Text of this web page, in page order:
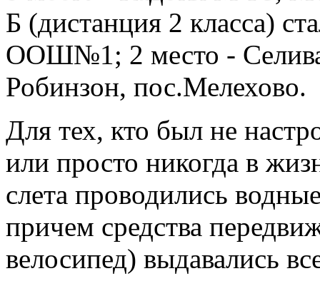
Б (дистанция 2 класса)
ООШ№1; 2 место -
Робинзон, пос.Мелехово.
Для тех, кто был не
или просто никогда в
слета проводились
причем средства
велосипед) выдавались